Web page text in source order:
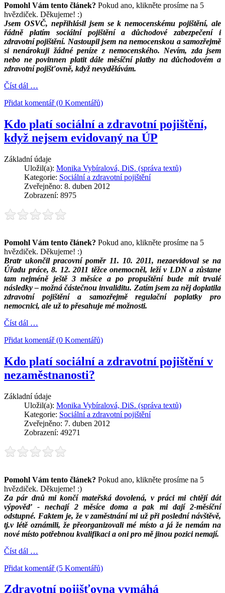
Pomohl Vám tento článek? Pokud ano, klikněte prosíme na 5
hvězdiček. Děkujeme! :)
Jsem OSVČ, nepřihlásil jsem se k nemocenskému pojištění, ale
řádně platím sociální pojištění a důchodové zabezpečení i
zdravotní pojištění. Nastoupil jsem na nemocenskou a samozřejmě
si nenárokuji žádné peníze z nemocenského. Nevím, zda jsem
nebo ne povinnen platit dále měsíční platby na důchodovém a
zdravotní pojišťovně, když nevydělávám.
Číst dál …
Přidat komentář (0 Komentářů)
Kdo platí sociální a zdravotní pojištění,
když nejsem evidovaný na ÚP
Základní údaje
Uložil(a): Monika Vybíralová, DiS. (správa textů)
Kategorie: Sociální a zdravotní pojištění
Zveřejněno: 8. duben 2012
Zobrazení: 8975
Pomohl Vám tento článek? Pokud ano, klikněte prosíme na 5
hvězdiček. Děkujeme! :)
Bratr ukončil pracovní poměr 11. 10. 2011, nezaevidoval se na
Úřadu práce, 8. 12. 2011 těžce onemocněl, leží v LDN a zůstane
tam nejméně ještě 3 měsíce a po propuštění bude mít trvalé
následky – možná částečnou invaliditu. Zatím jsem za něj doplatila
zdravotní pojištění a samozřejmě regulační poplatky pro
nemocnici, ale už to přesahuje mé možnosti.
Číst dál …
Přidat komentář (0 Komentářů)
Kdo platí sociální a zdravotní pojištění v
nezaměstnanosti?
Základní údaje
Uložil(a): Monika Vybíralová, DiS. (správa textů)
Kategorie: Sociální a zdravotní pojištění
Zveřejněno: 7. duben 2012
Zobrazení: 49271
Pomohl Vám tento článek? Pokud ano, klikněte prosíme na 5
hvězdiček. Děkujeme! :)
Za pár dnů mi končí mateřská dovolená, v práci mi chtějí dát
výpověď - nechají 2 měsíce doma a pak mi dají 2-měsíční
odstupné. Faktem je, že v zaměstnání mi už při poslední návštěvě,
tj.v létě oznámili, že přeorganizovali mé místo a já že nemám na
nové místo potřebnou kvalifikaci a oni pro mě jinou pozici nemají.
Číst dál …
Přidat komentář (5 Komentářů)
Zdravotní pojišťovna vymáhá